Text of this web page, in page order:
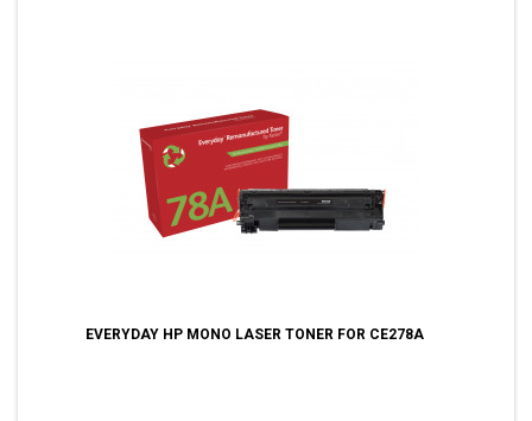
EVERYDAY HP MONO LASER TONER FOR CE278A